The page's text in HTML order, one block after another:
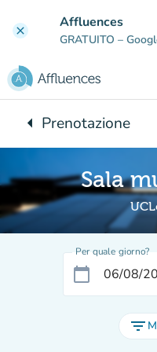
clear Affluences
GRATUITO –
arrow_leftTorna a:
Prenotazione
Sala
Per quale giorno?
calendar_today
filter_list